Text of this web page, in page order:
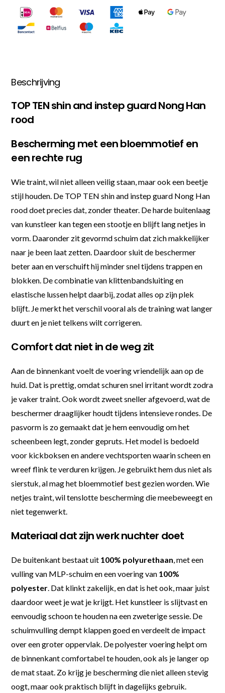
Beschrijving
TOP TEN shin and instep guard Nong Han
rood
Bescherming met een bloemmotief en
een rechte rug
Wie traint, wil niet alleen veilig staan, maar ook een beetje
stijl houden. De TOP TEN shin and instep guard Nong Han
rood doet precies dat, zonder theater. De harde buitenlaag
van kunstleer kan tegen een stootje en blijft lang netjes in
vorm. Daaronder zit gevormd schuim dat zich makkelijker
naar je been laat zetten. Daardoor sluit de beschermer
beter aan en verschuift hij minder snel tijdens trappen en
blokken. De combinatie van klittenbandsluiting en
elastische lussen helpt daarbij, zodat alles op zijn plek
blijft. Je merkt het verschil vooral als de training wat langer
duurt en je niet telkens wilt corrigeren.
Comfort dat niet in de weg zit
Aan de binnenkant voelt de voering vriendelijk aan op de
huid. Dat is prettig, omdat schuren snel irritant wordt zodra
je vaker traint. Ook wordt zweet sneller afgevoerd, wat de
beschermer draaglijker houdt tijdens intensieve rondes. De
pasvorm is zo gemaakt dat je hem eenvoudig om het
scheenbeen legt, zonder gepruts. Het model is bedoeld
voor kickboksen en andere vechtsporten waarin scheen en
wreef flink te verduren krijgen. Je gebruikt hem dus niet als
sierstuk, al mag het bloemmotief best gezien worden. Wie
netjes traint, wil tenslotte bescherming die meebeweegt en
niet tegenwerkt.
Materiaal dat zijn werk nuchter doet
De buitenkant bestaat uit 100% polyurethaan, met een
vulling van MLP-schuim en een voering van 100%
polyester. Dat klinkt zakelijk, en dat is het ook, maar juist
daardoor weet je wat je krijgt. Het kunstleer is slijtvast en
eenvoudig schoon te houden na een zweterige sessie. De
schuimvulling dempt klappen goed en verdeelt de impact
over een groter oppervlak. De polyester voering helpt om
de binnenkant comfortabel te houden, ook als je langer op
de mat staat. Zo krijg je bescherming die niet alleen stevig
oogt, maar ook praktisch blijft in dagelijks gebruik.